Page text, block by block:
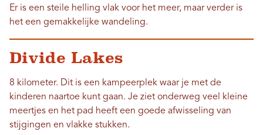
Er is een steile helling vlak voor het meer, maar verder is
het een gemakkelijke wandeling.
Divide Lakes
8 kilometer. Dit is een kampeerplek waar je met de
kinderen naartoe kunt gaan. Je ziet onderweg veel kleine
meertjes en het pad heeft een goede afwisseling van
stijgingen en vlakke stukken.